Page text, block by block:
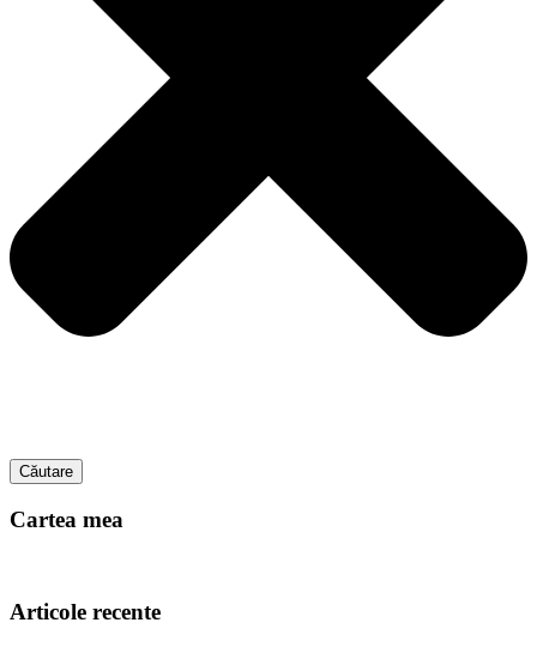
Căutare
Cartea mea
Articole recente